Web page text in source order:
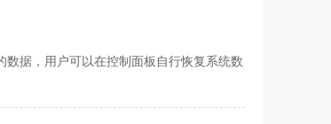
据，用户可以在控制面板自行恢复系统数